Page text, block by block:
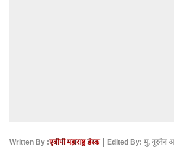
Written By :एबीपी महाराष्ट्र डेस्क
Edited By: मु. नूरनैन